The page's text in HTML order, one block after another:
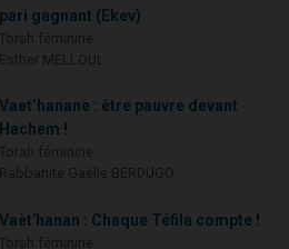
pari gagnant (Ekev)
Vaet’hanane : être pauvre devant
Hachem !
Vaèt'hanan : Chaque Téfila compte !